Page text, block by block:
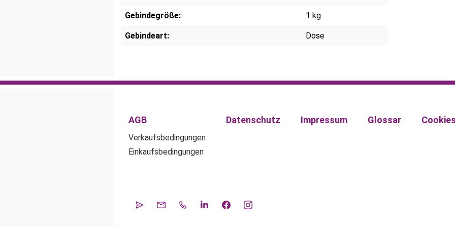
Gebindegröße: 1 kg
Gebindeart: Dose
AGB
Verkaufsbedingungen
Einkaufsbedingungen
Datenschutz Impressum Glossar